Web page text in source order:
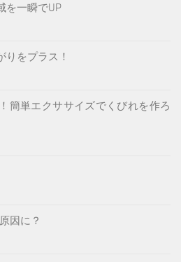
を一瞬でUP
りをプラス！
簡単エクササイズでくびれを作ろ
因に？